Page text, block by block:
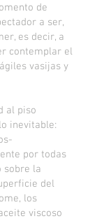
de
a ser,
es decir, a
contemplar el
vasijas y
al piso
inevitable:
por todas
sobre la
del
los
viscoso